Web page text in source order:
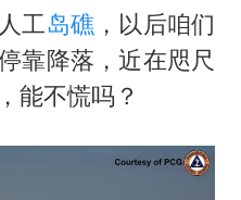
工岛礁 ，以后咱们
靠降落，近在咫尺
能不慌吗？